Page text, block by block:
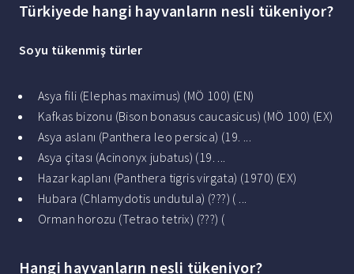
Türkiyede hangi hayvanların nesli tükeniyor?
Soyu tükenmiş türler
Asya fili (Elephas maximus) (MÖ 100) (EN)
Kafkas bizonu (Bison bonasus caucasicus) (MÖ 100) (EX)
Asya aslanı (Panthera leo persica) (19. ...
Asya çitası (Acinonyx jubatus) (19. ...
Hazar kaplanı (Panthera tigris virgata) (1970) (EX)
Hubara (Chlamydotis undutula) (???) ( ...
Orman horozu (Tetrao tetrix) (???) (
Hangi hayvanların nesli tükeniyor?